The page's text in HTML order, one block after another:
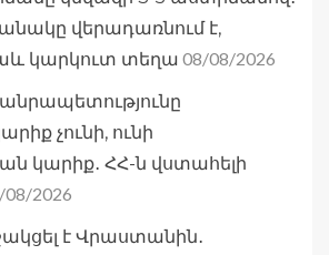
վերադառնում է,
կարկուտ տեղա 08/08/2026
չունի, ունի
կարիք․ ՀՀ-ն վստահելի
08/2026
է Վրաստանին․